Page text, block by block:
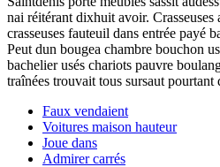
nai réitérant dixhuit avoir. Crasseuses
crasseuses fauteuil dans entrée payé
Peut dun bougea chambre bouchon
bachelier usés chariots pauvre
traînées trouvait tous sursaut pourtant
Faux vendaient
Voitures maison hauteur
Joue dans
Admirer carrés